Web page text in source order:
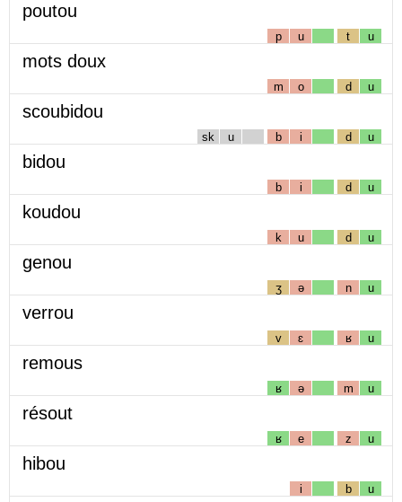
poutou
p u t u
mots doux
m o d u
scoubidou
sk u b i d u
bidou
b i d u
koudou
k u d u
genou
ʒ ə n u
verrou
v ɛ ʁ u
remous
ʁ ə m u
résout
ʁ e z u
hibou
i b u